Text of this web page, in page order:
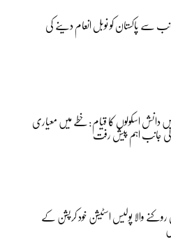
سے پاکستان کو نوبل انعام دینے کی
دانش اسکولوں کا قیام: خطے میں معیاری
جانب اہم پیش رفت
والا پولیس اسٹیشن خود کرپشن کے